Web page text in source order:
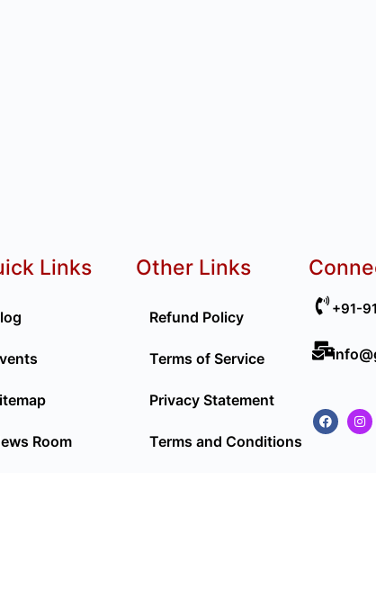
Links
Room
Other Links
Refund Policy
Terms of Service
Privacy Statement
Terms and Conditions
+91-